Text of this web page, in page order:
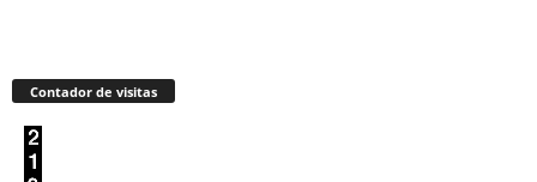
Contador de visitas